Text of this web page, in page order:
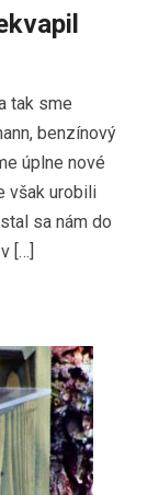
tak sme
benzínový
úplne nové
však urobili
sa nám do
[…]